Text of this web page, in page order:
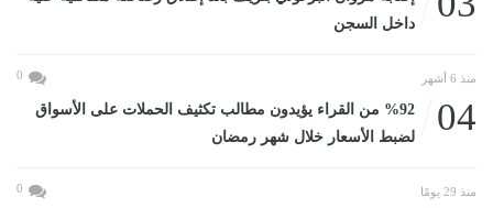
داخل السجن
منذ 6 أشهر 0
04
%92 من القراء يؤيدون مطالب تكثيف الحملات على الأسواق
لضبط الأسعار خلال شهر رمضان
منذ 29 يومًا 0